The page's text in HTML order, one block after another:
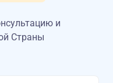
и
Страны